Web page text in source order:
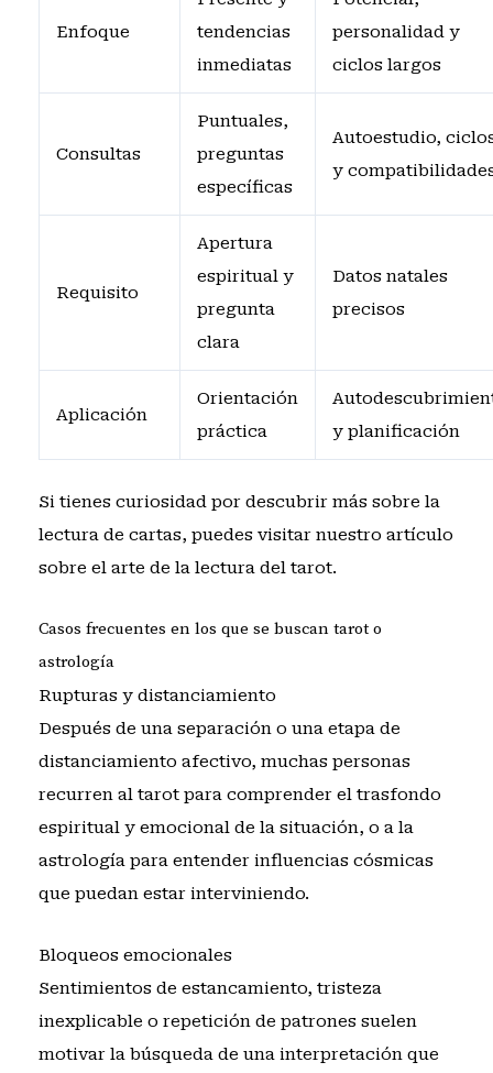
Enfoque
tendencias
inmediatas
personalidad y
ciclos largos
Consultas
Puntuales,
preguntas
específicas
Autoestudio,
y
Requisito
Apertura
espiritual y
pregunta
clara
Datos natales
precisos
Aplicación
Orientación
práctica
y planificación
Si tienes curiosidad por descubrir más sobre la
lectura de cartas, puedes visitar nuestro artículo
sobre el arte de la lectura del tarot.
Casos frecuentes en los que se buscan tarot o
astrología
Rupturas y distanciamiento
Después de una separación o una etapa de
distanciamiento afectivo, muchas personas
recurren al tarot para comprender el trasfondo
espiritual y emocional de la situación, o a la
astrología para entender influencias cósmicas
que puedan estar interviniendo.
Bloqueos emocionales
Sentimientos de estancamiento, tristeza
inexplicable o repetición de patrones suelen
motivar la búsqueda de una interpretación que